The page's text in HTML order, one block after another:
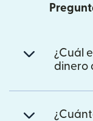
¿Cuál
dinero